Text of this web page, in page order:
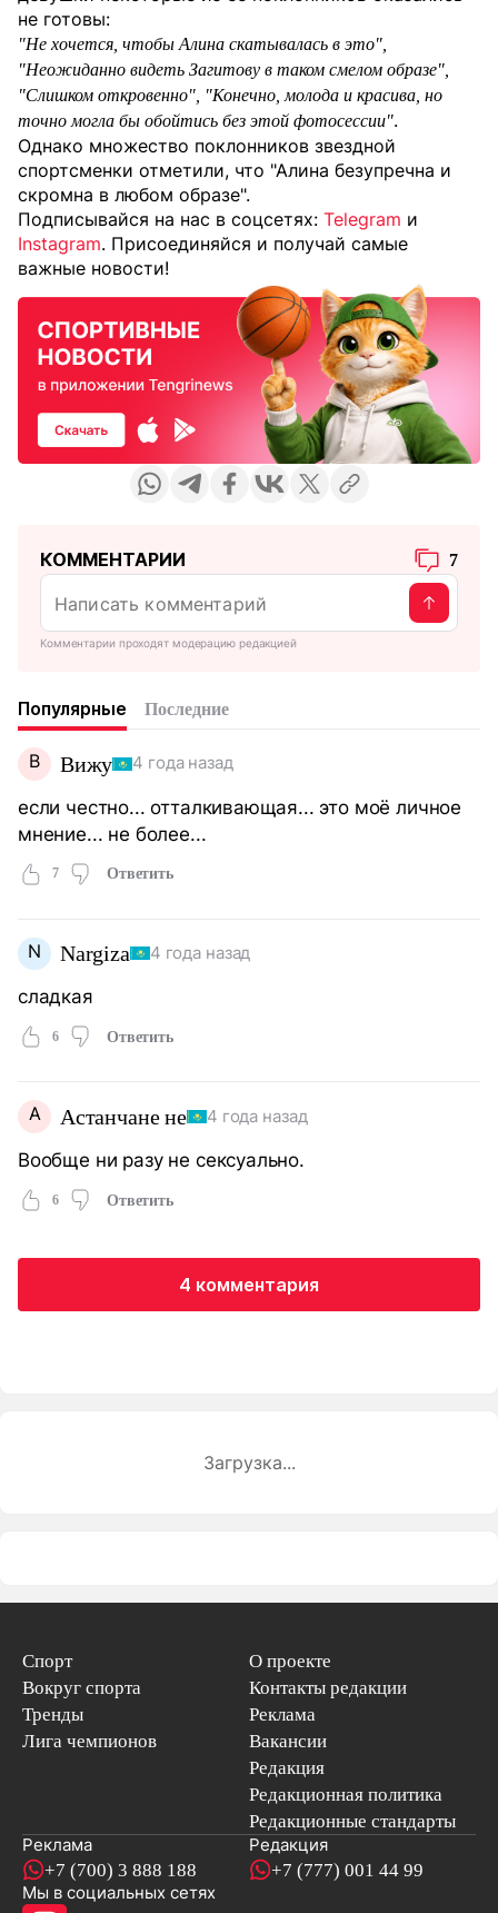
не готовы:
"Не хочется, чтобы Алина скатывалась в это",
"Неожиданно видеть Загитову в таком смелом образе",
"Слишком откровенно", "Конечно, молода и красива, но
точно могла бы обойтись без этой фотосессии".
Однако множество поклонников звездной
спортсменки отметили, что "Алина безупречна и
скромна в любом образе".
Подписывайся на нас в соцсетях: Telegram и
Instagram. Присоединяйся и получай самые
важные новости!
КОММЕНТАРИИ 7
Комментарии проходят модерацию редакцией
Популярные Последние
В Вижу 4 года назад
если честно... отталкивающая... это моё личное
мнение... не более...
7 Ответить
N Nargiza 4 года назад
сладкая
6 Ответить
А Астанчане не 4 года назад
Вообще ни разу не сексуально.
6 Ответить
4 комментария
Загрузка...
Спорт
Вокруг спорта
Тренды
Лига чемпионов
О проекте
Контакты редакции
Реклама
Вакансии
Редакция
Редакционная политика
Редакционные стандарты
Реклама
+7 (700) 3 888 188
Редакция
+7 (777) 001 44 99
Мы в социальных сетях